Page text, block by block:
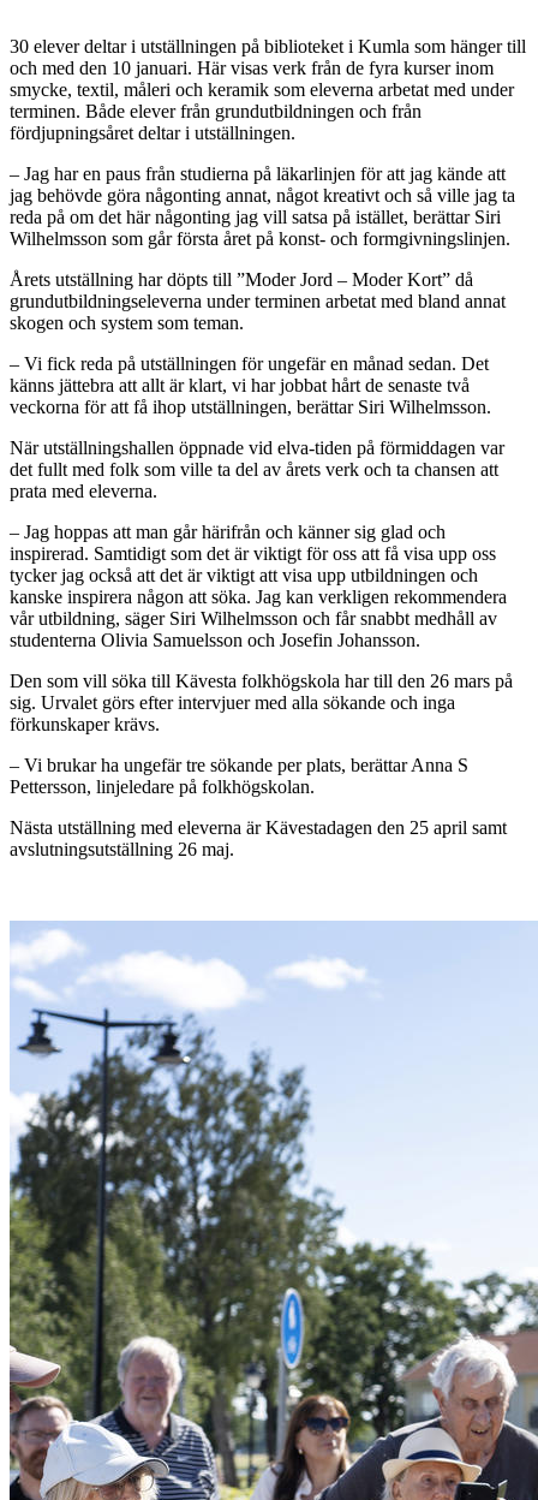
30 elever deltar i utställningen på biblioteket i Kumla som hänger till
och med den 10 januari. Här visas verk från de fyra kurser inom
smycke, textil, måleri och keramik som eleverna arbetat med under
terminen. Både elever från grundutbildningen och från
fördjupningsåret deltar i utställningen.
– Jag har en paus från studierna på läkarlinjen för att jag kände att
jag behövde göra någonting annat, något kreativt och så ville jag ta
reda på om det här någonting jag vill satsa på istället, berättar Siri
Wilhelmsson som går första året på konst- och formgivningslinjen.
Årets utställning har döpts till ”Moder Jord – Moder Kort” då
grundutbildningseleverna under terminen arbetat med bland annat
skogen och system som teman.
– Vi fick reda på utställningen för ungefär en månad sedan. Det
känns jättebra att allt är klart, vi har jobbat hårt de senaste två
veckorna för att få ihop utställningen, berättar Siri Wilhelmsson.
När utställningshallen öppnade vid elva-tiden på förmiddagen var
det fullt med folk som ville ta del av årets verk och ta chansen att
prata med eleverna.
– Jag hoppas att man går härifrån och känner sig glad och
inspirerad. Samtidigt som det är viktigt för oss att få visa upp oss
tycker jag också att det är viktigt att visa upp utbildningen och
kanske inspirera någon att söka. Jag kan verkligen rekommendera
vår utbildning, säger Siri Wilhelmsson och får snabbt medhåll av
studenterna Olivia Samuelsson och Josefin Johansson.
Den som vill söka till Kävesta folkhögskola har till den 26 mars på
sig. Urvalet görs efter intervjuer med alla sökande och inga
förkunskaper krävs.
– Vi brukar ha ungefär tre sökande per plats, berättar Anna S
Pettersson, linjeledare på folkhögskolan.
Nästa utställning med eleverna är Kävestadagen den 25 april samt
avslutningsutställning 26 maj.